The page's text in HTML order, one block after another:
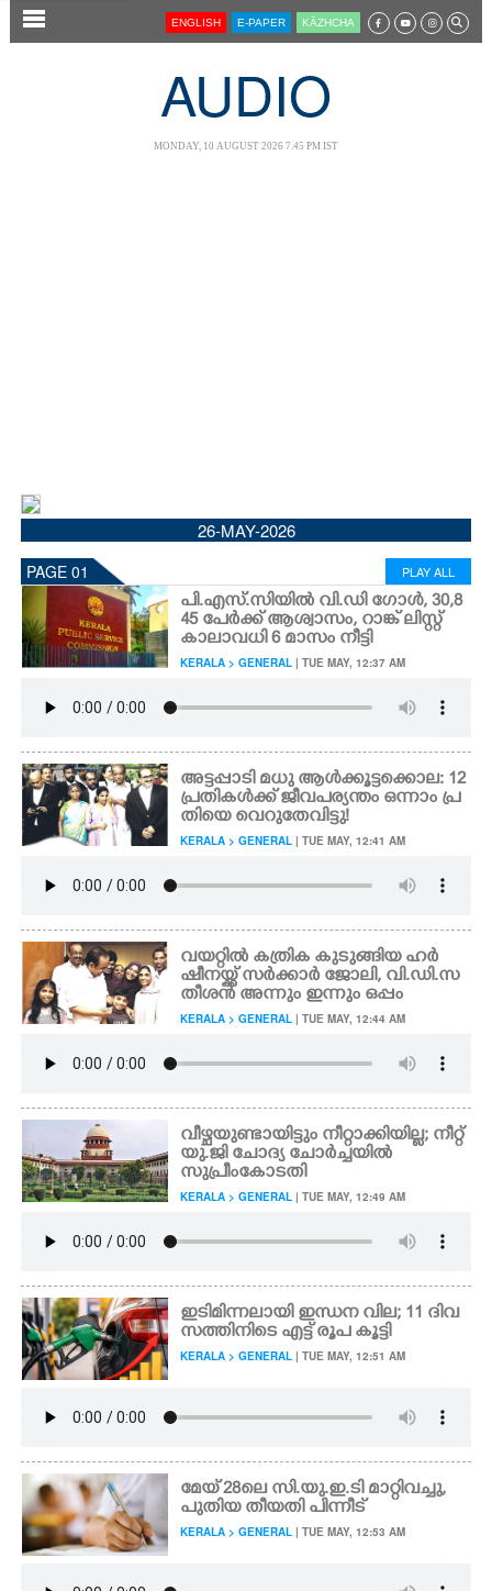
SECTIONS
CINEMA
OPINION
PHOTOS
LIFESTYLE
SPIRITUAL
INFO+
ART
ASTRO
CARTOONS
ENGLISH E-PAPER KĀZHCHA
AUDIO
MONDAY, 10 AUGUST 2026 7.45 PM IST
26-MAY-2026
PAGE 01 PLAY ALL
പി.എസ്.സിയിൽ വി.ഡി ഗോൾ, 30,8
45 പേർക്ക് ആശ്വാസം, റാങ്ക് ലിസ്റ്റ്
കാലാവധി 6 മാസം നീട്ടി
KERALA > GENERAL | TUE MAY, 12:37 AM
അട്ടപ്പാടി മധു ആൾക്കൂട്ടക്കൊല: 12
പ്രതികൾക്ക് ജീവപര്യന്തം ഒന്നാം പ്ര
തിയെ വെറുതേവിട്ടു!
KERALA > GENERAL | TUE MAY, 12:41 AM
വയറ്റിൽ കത്രിക കുടുങ്ങിയ ഹർ
ഷീനയ്ക്ക് സർക്കാർ ജോലി, വി.ഡി.സ
തീശൻ അന്നും ഇന്നും ഒപ്പം
KERALA > GENERAL | TUE MAY, 12:44 AM
വീഴ്ചയുണ്ടായിട്ടും നീറ്റാക്കിയില്ല; നീറ്റ്
യു.ജി ചോദ്യ ചോർച്ചയിൽ
സുപ്രീംകോടതി
KERALA > GENERAL | TUE MAY, 12:49 AM
ഇടിമിന്നലായി ഇന്ധന വില; 11 ദിവ
സത്തിനിടെ എട്ട് രൂപ കൂട്ടി
KERALA > GENERAL | TUE MAY, 12:51 AM
മേയ് 28ലെ സി.യു.ഇ.ടി മാറ്റിവച്ചു,
പുതിയ തീയതി പിന്നീട്
KERALA > GENERAL | TUE MAY, 12:53 AM